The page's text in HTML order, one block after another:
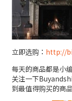
立即选购： http://
每天的商品都是小
关注一下
到最值得购买的商